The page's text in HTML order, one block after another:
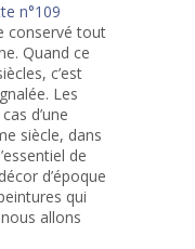
n°109
conservé tout
Quand ce
c’est
Les
d’une
siècle, dans
de
d’époque
qui
allons